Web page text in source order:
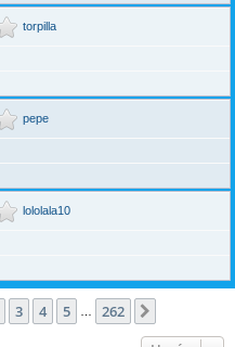
torpilla
pepe
lololala10
262
3 4 5 262